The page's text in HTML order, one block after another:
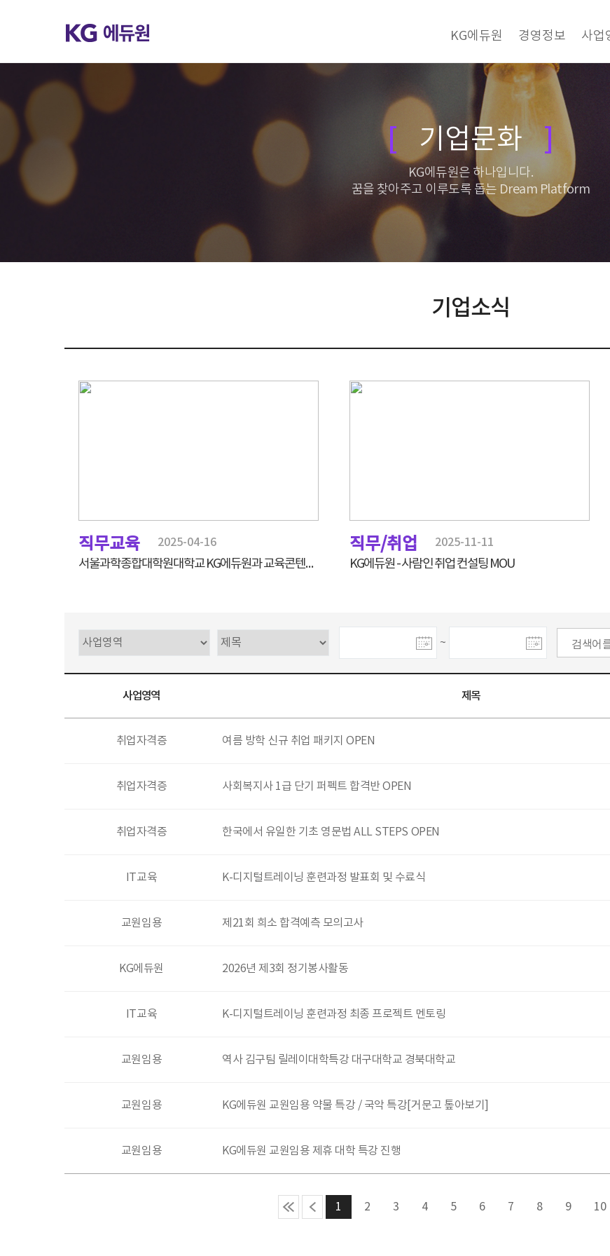
KG에듀원 경영정보 사업
기업문화
KG에듀원은 하나입니다.
꿈을 찾아주고 이루도록 돕는 Dream Platform
기업소식
직무교육 2025-04-16
서울과학종합대학원대학교 KG에듀원과 교육콘텐츠 개발 협력을 위한 업무협약식
직무/취업 2025-11-11
KG에듀원 - 사람인 취업 컨설팅 MOU
~
사업영역 제목
취업자격증 여름 방학 신규 취업 패키지 OPEN
취업자격증 사회복지사 1급 단기 퍼펙트 합격반 OPEN
취업자격증 한국에서 유일한 기초 영문법 ALL STEPS OPEN
IT교육 K-디지털트레이닝 훈련과정 발표회 및 수료식
교원임용 제21회 희소 합격예측 모의고사
KG에듀원 2026년 제3회 정기봉사활동
IT교육 K-디지털트레이닝 훈련과정 최종 프로젝트 멘토링
교원임용 역사 김구팀 릴레이대학특강 대구대학교 경북대학교
교원임용 KG에듀원 교원임용 약물 특강 / 국악 특강[거문고 톺아보기]
교원임용 KG에듀원 교원임용 제휴 대학 특강 진행
1 2 3 4 5 6 7 8 9 10